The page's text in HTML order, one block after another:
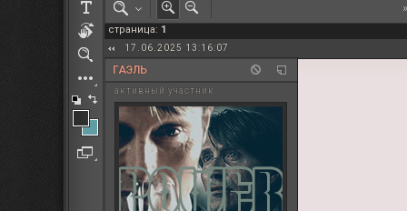
страница: 1
17.06.2025 13:16:07
ГАЭЛЬ
активный участник